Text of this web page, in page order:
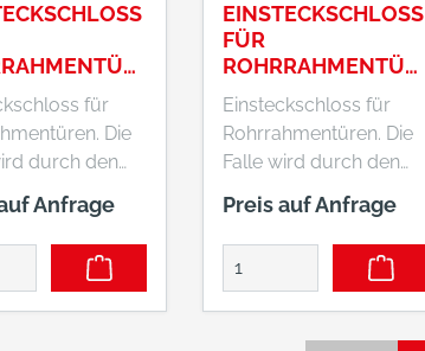
PZ LR Z 30
für
Die
durch den
betätigt. Will
Tür
kann dies
des
Anfrage
EINSTECKSCHLOSS
FÜR
ROHRRAHMENTÜR
EN ESR PZ LR Z 30
92 24 SB
Einsteckschloss für
Rohrrahmentüren. Die
Falle wird durch den
Türgriff betätigt. Will
man die Tür
abschließen, kann dies
durch Betätigung des
Preis auf Anfrage